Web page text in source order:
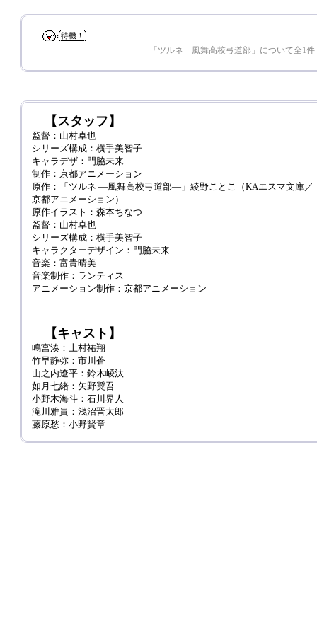
待機！
「ツルネ 風舞高校弓道部」について全1件
【スタッフ】
監督：山村卓也
シリーズ構成：横手美智子
キャラデザ：門脇未来
制作：京都アニメーション
原作：「ツルネ ―風舞高校弓道部―」綾野ことこ（KAエスマ文庫／
京都アニメーション）
原作イラスト：森本ちなつ
監督：山村卓也
シリーズ構成：横手美智子
キャラクターデザイン：門脇未来
音楽：富貴晴美
音楽制作：ランティス
アニメーション制作：京都アニメーション
【キャスト】
鳴宮湊：上村祐翔
竹早静弥：市川蒼
山之内遼平：鈴木崚汰
如月七緒：矢野奨吾
小野木海斗：石川界人
滝川雅貴：浅沼晋太郎
藤原愁：小野賢章